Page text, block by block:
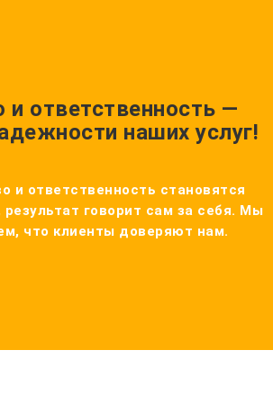
и ответственность —
наших услуг!
и ответственность становятся
говорит сам за себя. Мы
что клиенты доверяют нам.